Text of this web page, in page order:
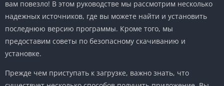
вам повезло! В этом руководстве мы рассмотрим несколько
надежных источников, где вы можете найти и установить
последнюю версию программы. Кроме того, мы
предоставим советы по безопасному скачиванию и
установке.
Прежде чем приступать к загрузке, важно знать, что